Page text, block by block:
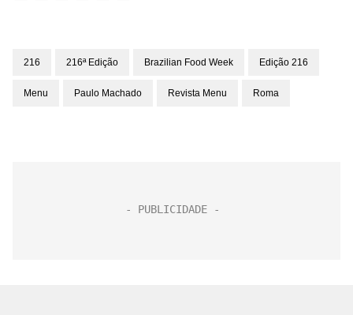
216 216ª Edição Brazilian Food Week Edição 216
Menu Paulo Machado Revista Menu Roma